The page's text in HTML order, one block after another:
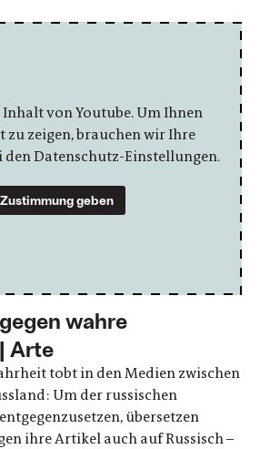
von Youtube. Um Ihnen
zu zeigen, brauchen wir Ihre
den Datenschutz-Einstellungen.
Zustimmung geben
wahre
Arte
tobt in den Medien zwischen
Um der russischen
übersetzen
ihre Artikel auch auf Russisch –